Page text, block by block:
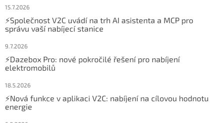
15.7.2026
⚡Společnost V2C uvádí na trh AI asistenta a MCP pro
správu vaší nabíjecí stanice
9.7.2026
⚡Dazebox Pro: nové pokročilé řešení pro nabíjení
elektromobilů
18.5.2026
⚡Nová funkce v aplikaci V2C: nabíjení na cílovou hodnotu
energie